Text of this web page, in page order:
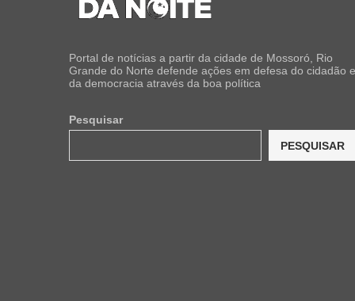
Portal de notícias a partir da cidade de Mossoró, Rio
Grande do Norte defende ações em defesa do cidadão e
da democracia através da boa política
Pesquisar
PESQUISAR